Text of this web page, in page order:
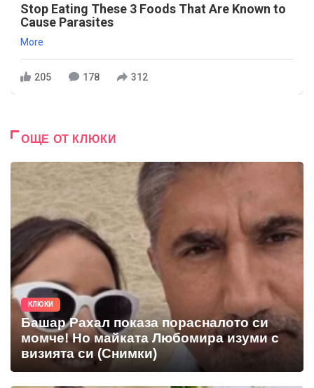
Stop Eating These 3 Foods That Are Known to
Cause Parasites
More
205 178 312
ОЩЕ ОТ КЛЮКИ
КЛЮКИ
Башар Рахал показа порасналото си
момче! Но майката Любомира изуми с
визията си (Снимки)